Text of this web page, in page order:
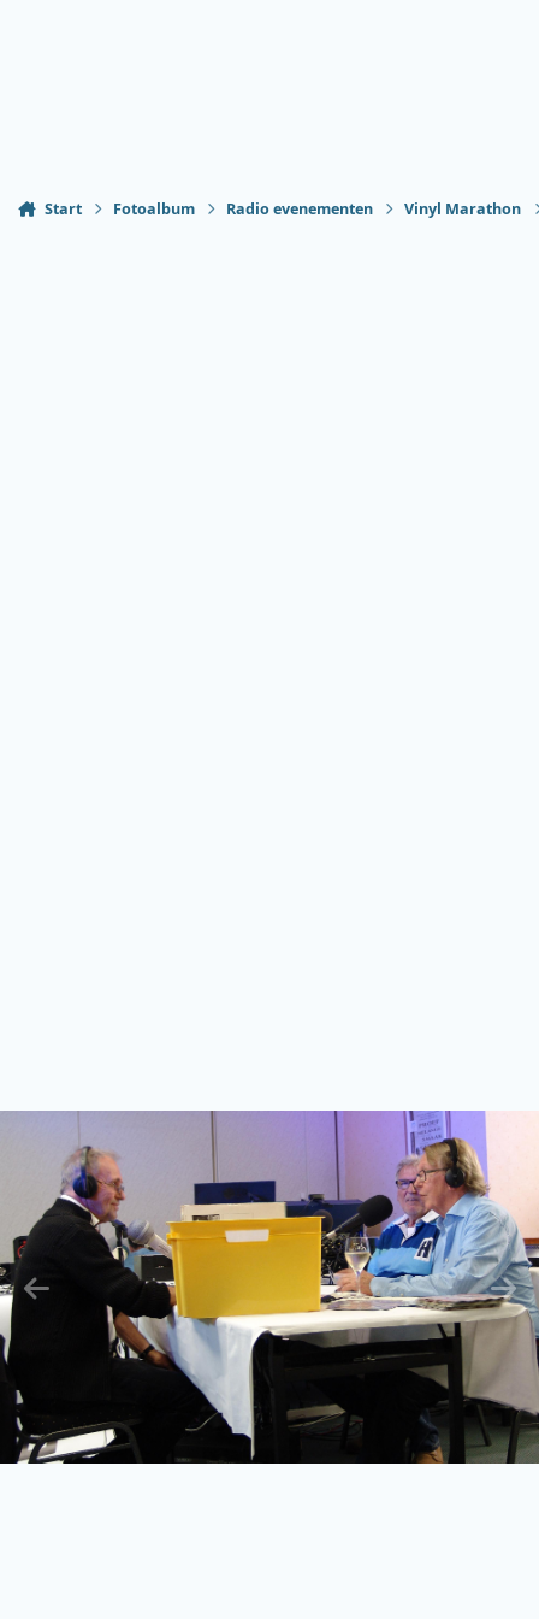
Start Fotoalbum Radio evenementen Vinyl Marathon